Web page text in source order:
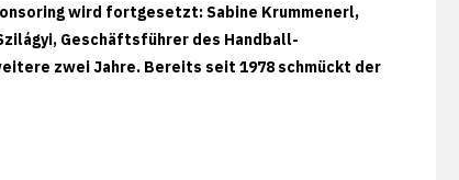
wird fortgesetzt: Sabine Krummenerl,
Geschäftsführer des Handball-
zwei Jahre. Bereits seit 1978 schmückt der